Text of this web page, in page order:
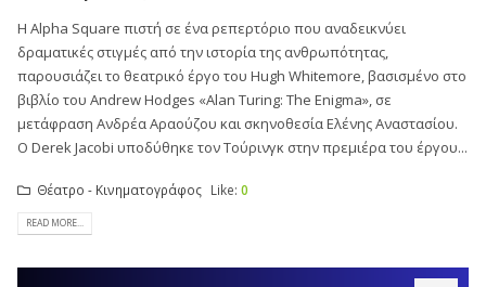
Η Alpha Square πιστή σε ένα ρεπερτόριο που αναδεικνύει
δραματικές στιγμές από την ιστορία της ανθρωπότητας,
παρουσιάζει το θεατρικό έργο του Hugh Whitemore, βασισμένο στο
βιβλίο του Andrew Hodges «Alan Turing: The Enigma», σε
μετάφραση Ανδρέα Αραούζου και σκηνοθεσία Ελένης Αναστασίου.
Ο Derek Jacobi υποδύθηκε τον Τούρινγκ στην πρεμιέρα του έργου...
Θέατρο - Κινηματογράφος Like: 0
READ MORE...